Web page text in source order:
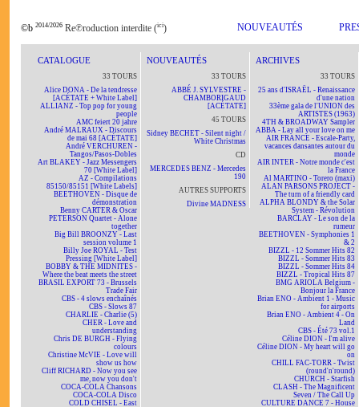
©b 2014/2026 Re℗roduction interdite (ici) NOUVEAUTÉS
CATALOGUE
33 TOURS
Alice DONA - De la tendresse
[ACÉTATE + White Label]
ALLIANZ - Top pop for young
people
AMC feiert 20 jahre
André MALRAUX - Discours
de mai 68 [ACÉTATE]
André VERCHUREN -
Tangos/Pasos-Dobles
Art BLAKEY - Jazz Messengers
70 [White Label]
AZ - Compilations
85150/85151 [White Labels]
BEETHOVEN - Disque de
démonstration
Benny CARTER & Oscar
PETERSON Quartet - Alone
together
Big Bill BROONZY - Last
session volume 1
Billy Joe ROYAL - Test
Pressing [White Label]
BOBBY & THE MIDNITES -
Where the beat meets the street
BRASIL EXPORT 73 - Brussels
Trade Fair
CBS - 4 slows enchaînés
CBS - Slows 87
CHARLIE - Charlie (5)
CHER - Love and
understanding
Chris DE BURGH - Flying
colours
Christine McVIE - Love will
show us how
Cliff RICHARD - Now you see
me, now you don't
COCA-COLA Chansons
COCA-COLA Disco
COLD CHISEL - East
NOUVEAUTÉS
33 TOURS
ABBÉ J. SYLVESTRE -
CHAMBORIGAUD
[ACÉTATE]
45 TOURS
Sidney BECHET - Silent night /
White Christmas
CD
MERCEDES BENZ - Mercedes
190
AUTRES SUPPORTS
Divine MADNESS
ARCHIVES
33 TOURS
25 ans d'ISRAËL - Renaissance
d'une nation
33ème gala de l'UNION des
ARTISTES (1963)
4TH & BROADWAY Sampler
ABBA - Lay all your love on me
AIR FRANCE - Escale-Party,
vacances dansantes autour du
monde
AIR INTER - Notre monde c'est
la France
Al MARTINO - Torero (maxi)
ALAN PARSONS PROJECT -
The turn of a friendly card
ALPHA BLONDY & the Solar
System - Révolution
BARCLAY - Le son de la
rumeur
BEETHOVEN - Symphonies 1
& 2
BIZZL - 12 Sommer Hits 82
BIZZL - Sommer Hits 83
BIZZL - Sommer Hits 84
BIZZL - Tropical Hits 87
BMG ARIOLA Belgium -
Bonjour la France
Brian ENO - Ambient 1 - Music
for airports
Brian ENO - Ambient 4 - On
Land
CBS - Été 73 vol.1
Céline DION - I'm alive
Céline DION - My heart will go
on
CHILL FAC-TORR - Twist
(round'n'round)
CHURCH - Starfish
CLASH - The Magnificent
Seven / The Call Up
CULTURE DANCE 7 - House